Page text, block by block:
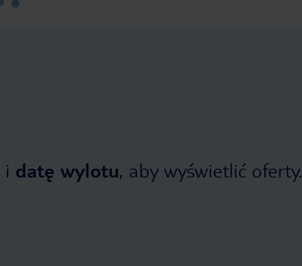
i datę wylotu, aby wyświetlić oferty.